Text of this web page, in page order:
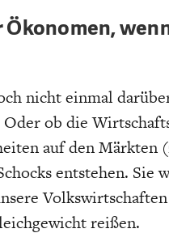
nicht einmal
ob die
auf den Märkten
entstehen. Sie
reißen.